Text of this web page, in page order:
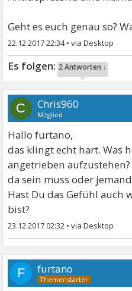
Geht es euch genau so?
22.12.2017 22:34•
2 Antworten ↓
C Chris960
Mitglied
Hallo furtano,
das klingt echt hart. Was
angetrieben
da sein muss oder
Hast Du das Gefühl auch
bist?
23.12.2017 02:32 •
F furtano